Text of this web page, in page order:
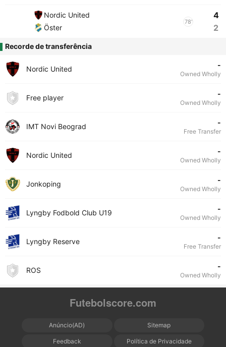
Nordic United
Öster
78'
4
2
Recorde de transferência
Nordic United -
Owned Wholly
Free player -
Owned Wholly
IMT Novi Beograd -
Free Transfer
Nordic United -
Owned Wholly
Jonkoping -
Owned Wholly
Lyngby Fodbold Club U19 -
Owned Wholly
Lyngby Reserve -
Free Transfer
ROS -
Owned Wholly
Futebolscore.com
Anúncio(AD) Sitemap
Feedback Política de Privacidade